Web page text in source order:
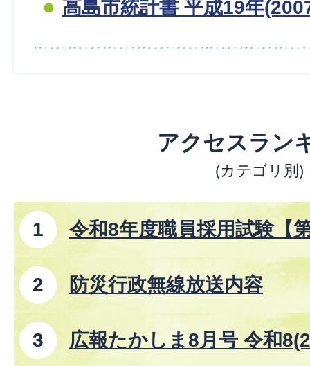
高島市統計書 平成19年
アクセスラン
(カテゴリ別)
令和8年度職員採用試験【
防災行政無線放送内容
広報たかしま8月号 令和